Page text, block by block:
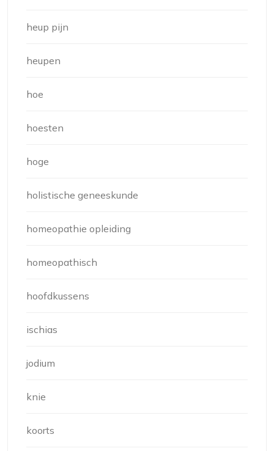
heup pijn
heupen
hoe
hoesten
hoge
holistische geneeskunde
homeopathie opleiding
homeopathisch
hoofdkussens
ischias
jodium
knie
koorts